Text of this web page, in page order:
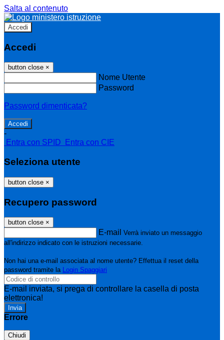
Salta al contenuto
Accedi
Accedi
button close ×
Nome Utente
Password
Password dimenticata?
-
Entra con SPID
Entra con CIE
Seleziona utente
button close ×
Recupero password
button close ×
E-mail Verrà inviato un messaggio
all'indirizzo indicato con le istruzioni necessarie.
Non hai una e-mail associata al nome utente? Effettua il reset della
password tramite la Login Spaggiari
E-mail inviata, si prega di controllare la casella di posta
elettronica!
Errore
Chiudi